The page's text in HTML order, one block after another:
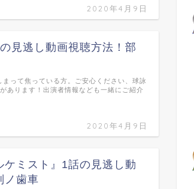
2020年4月9日
見逃し動画視聴方法！部
2020年4月9日
まって焦っている方。ご安心ください、球詠
あります！出演者情報なども一緒にご紹介
ケミスト』1話の見逃し動
ノ歯車